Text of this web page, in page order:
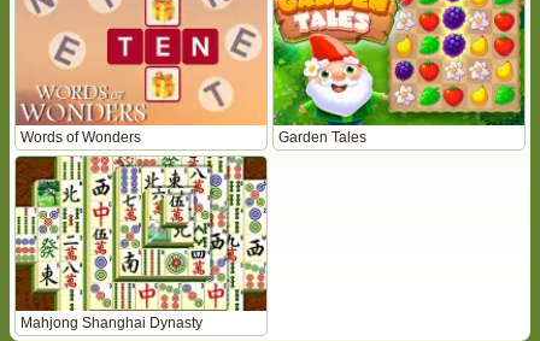
Words of Wonders Garden Tales
Mahjong Shanghai Dynasty